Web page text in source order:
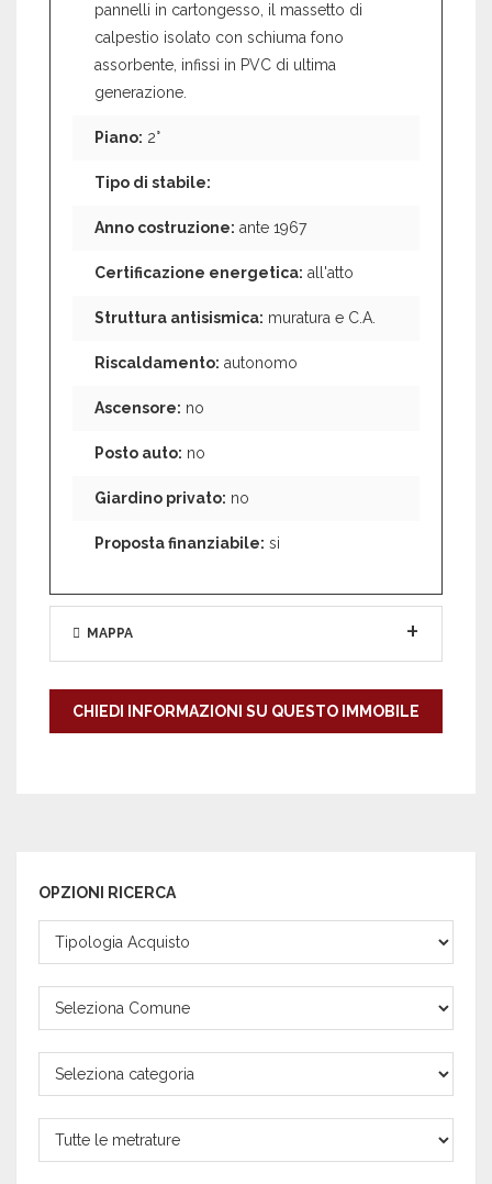
pannelli in cartongesso, il massetto di
calpestio isolato con schiuma fono
assorbente, infissi in PVC di ultima
generazione.
Piano: 2°
Tipo di stabile:
Anno costruzione: ante 1967
Certificazione energetica: all'atto
Struttura antisismica: muratura e C.A.
Riscaldamento: autonomo
Ascensore: no
Posto auto: no
Giardino privato: no
Proposta finanziabile: si
MAPPA
CHIEDI INFORMAZIONI SU QUESTO IMMOBILE
OPZIONI RICERCA
Contratto
Comune
Tipologia
proprietà
Metratura